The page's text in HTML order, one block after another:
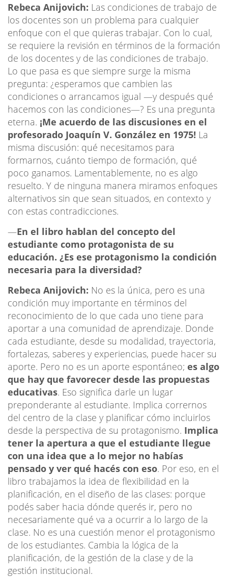
Rebeca Anijovich: Las condiciones de trabajo de
los docentes son un problema para cualquier
enfoque con el que quieras trabajar. Con lo cual,
se requiere la revisión en términos de la formación
de los docentes y de las condiciones de trabajo.
Lo que pasa es que siempre surge la misma
pregunta: ¿esperamos que cambien las
condiciones o arrancamos igual —y después qué
hacemos con las condiciones—? Es una pregunta
eterna. ¡Me acuerdo de las discusiones en el
profesorado Joaquín V. González en 1975! La
misma discusión: qué necesitamos para
formarnos, cuánto tiempo de formación, qué
poco ganamos. Lamentablemente, no es algo
resuelto. Y de ninguna manera miramos enfoques
alternativos sin que sean situados, en contexto y
con estas contradicciones.
—En el libro hablan del concepto del
estudiante como protagonista de su
educación. ¿Es ese protagonismo la condición
necesaria para la diversidad?
Rebeca Anijovich: No es la única, pero es una
condición muy importante en términos del
reconocimiento de lo que cada uno tiene para
aportar a una comunidad de aprendizaje. Donde
cada estudiante, desde su modalidad, trayectoria,
fortalezas, saberes y experiencias, puede hacer su
aporte. Pero no es un aporte espontáneo; es algo
que hay que favorecer desde las propuestas
educativas. Eso significa darle un lugar
preponderante al estudiante. Implica corrernos
del centro de la clase y planificar cómo incluirlos
desde la perspectiva de su protagonismo. Implica
tener la apertura a que el estudiante llegue
con una idea que a lo mejor no habías
pensado y ver qué hacés con eso. Por eso, en el
libro trabajamos la idea de flexibilidad en la
planificación, en el diseño de las clases: porque
podés saber hacia dónde querés ir, pero no
necesariamente qué va a ocurrir a lo largo de la
clase. No es una cuestión menor el protagonismo
de los estudiantes. Cambia la lógica de la
planificación, de la gestión de la clase y de la
gestión institucional.